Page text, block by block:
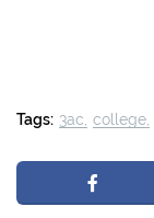
Tags: 3ac college